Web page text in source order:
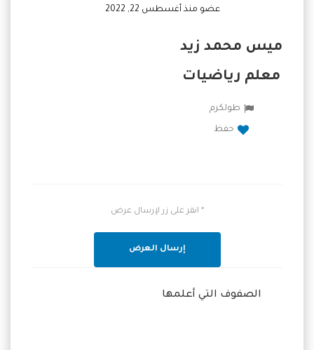
عضو منذ أغسطس 22, 2022
ميس محمد زيد
معلم رياضيات
طولكرم
حفظ
* انقر على زر لإرسال عرض
إرسال العرض
الصفوف التي أعلمها